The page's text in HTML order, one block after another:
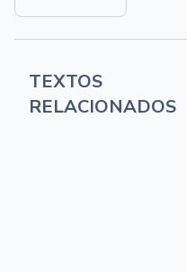
TEXTOS
RELACIONADOS